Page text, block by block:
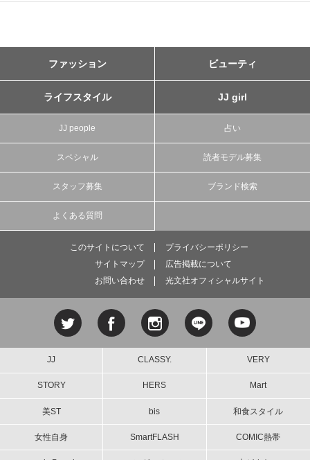
ファッション ビューティ
ライフスタイル JJ girl
JJ people 占い
スペシャル 読者モデル募集
スタッフ募集 ブランド検索
よくある質問
このサイトについて
プライバシーポリシー
サイトマップ
広告掲載について
お問い合わせ
光文社オフィシャルサイト
JJ CLASSY. VERY
STORY HERS Mart
美ST bis 和食スタイル
女性自身 SmartFLASH COMIC熱帯